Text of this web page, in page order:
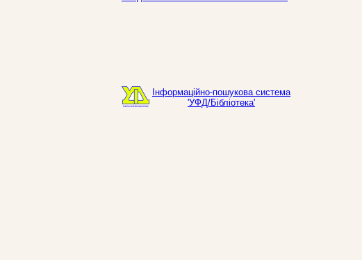
Інформаційно-пошукова система
'УФД/Бібліотека'